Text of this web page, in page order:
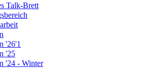
Talk-Brett
'26'1
'25
- Winter